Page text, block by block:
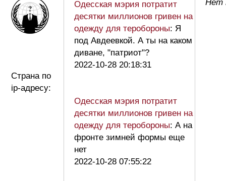
Страна по
ip-адресу:
Одесская мэрия потратит
десятки миллионов гривен на
одежду для теробороны: Я
под Авдеевкой. А ты на каком
диване, "патриот"?
2022-10-28 20:18:31
Одесская мэрия потратит
десятки миллионов гривен на
одежду для теробороны: А на
фронте зимней формы еще
нет
2022-10-28 07:55:22
Нет